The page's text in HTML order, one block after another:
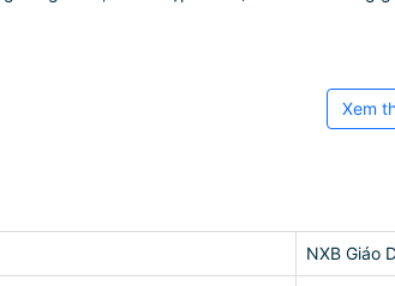
Xem
NXB Giáo